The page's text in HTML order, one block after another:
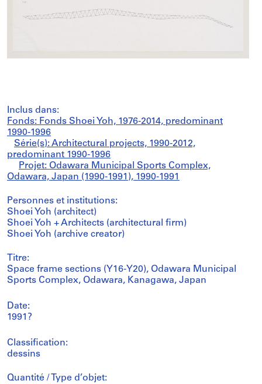
Inclus dans:
Fonds: Fonds Shoei Yoh, 1976-2014, predominant
1990-1996
Série(s): Architectural projects, 1990-2012,
predominant 1990-1996
Projet: Odawara Municipal Sports Complex,
Odawara, Japan (1990-1991), 1990-1991
Personnes et institutions:
Shoei Yoh (architect)
Shoei Yoh + Architects (architectural firm)
Shoei Yoh (archive creator)
Titre:
Space frame sections (Y16-Y20), Odawara Municipal
Sports Complex, Odawara, Kanagawa, Japan
Date:
1991?
Classification:
dessins
Quantité / Type d’objet: